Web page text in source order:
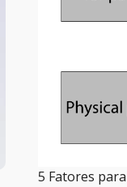
5 Fatores